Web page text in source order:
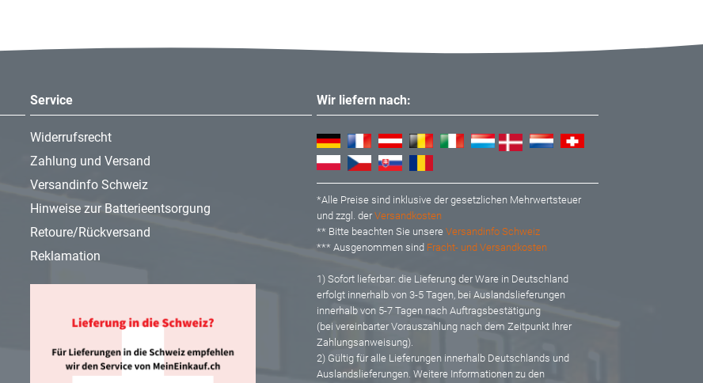
Service
Widerrufsrecht
Zahlung und Versand
Versandinfo Schweiz
Hinweise zur Batterieentsorgung
Retoure/Rückversand
Reklamation
Wir liefern nach:
*Alle Preise sind inklusive der gesetzlichen Mehrwertsteuer
und zzgl. derVersandkosten
** Bitte beachten Sie unsere Versandinfo Schweiz
*** Ausgenommen sind Fracht- und Versandkosten
1) Sofort lieferbar: die Lieferung der Ware in Deutschland
erfolgt innerhalb von 3-5 Tagen, bei Auslandslieferungen
innerhalb von 5-7 Tagen nach Auftragsbestätigung
(bei vereinbarter Vorauszahlung nach dem Zeitpunkt Ihrer
Zahlungsanweisung).
2) Gültig für alle Lieferungen innerhalb Deutschlands und
Auslandslieferungen. Weitere Informationen zu den